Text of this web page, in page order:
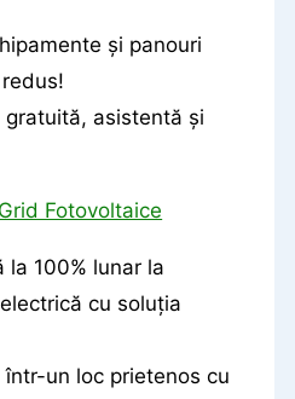
și panouri
asistentă și
la 100% lunar la
cu soluția
un loc prietenos cu